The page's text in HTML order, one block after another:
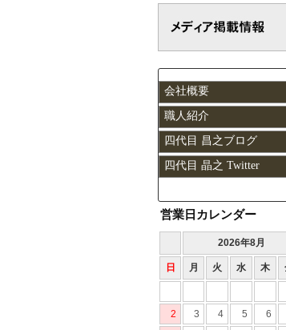
会社概要
職人紹介
四代目 昌之ブログ
四代目 晶之 Twitter
営業日カレンダー